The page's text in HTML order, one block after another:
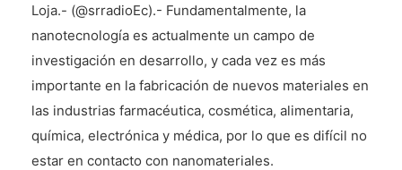
Loja.- (@srradioEc).- Fundamentalmente, la
nanotecnología es actualmente un campo de
investigación en desarrollo, y cada vez es más
importante en la fabricación de nuevos materiales en
las industrias farmacéutica, cosmética, alimentaria,
química, electrónica y médica, por lo que es difícil no
estar en contacto con nanomateriales.